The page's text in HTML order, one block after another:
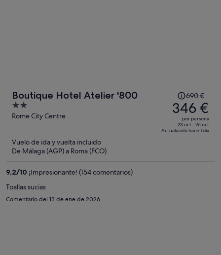
Boutique Hotel Atelier '800
2
out
Rome City Centre
El
precio
era
de
690 €,
690 €
346 €
por persona
23 oct - 26 oct
Actualizado hace 1 día
Vuelo de ida y vuelta incluido
De Málaga (AGP) a Roma (FCO)
9,2/10 ¡Impresionante! (154 comentarios)
Toallas sucias
Comentario del 13 de ene de 2026